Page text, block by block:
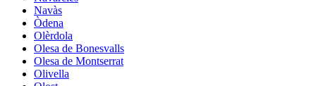
Navàs
Òdena
Olèrdola
Olesa de Bonesvalls
Olesa de Montserrat
Olivella